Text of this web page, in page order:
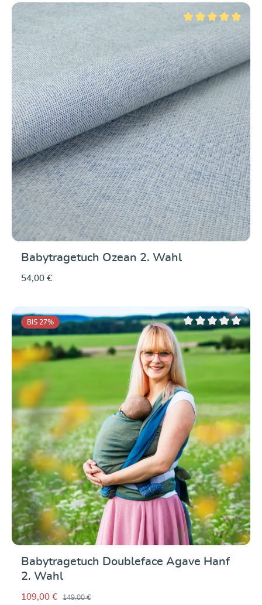
Durchschnittliche
Babytragetuch Ozean 2. Wahl
54,00 €
BIS 27%
Durchschnittliche
Babytragetuch Doubleface Agave Hanf
2. Wahl
109,00 € 149,00 €